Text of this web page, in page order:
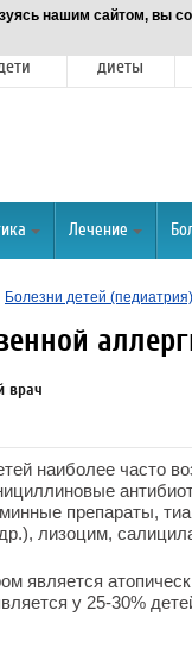
нашим сайтом, вы
диеты
Лечение
Болезни детей (педиатрия)
врач
наиболее часто
препараты,
лизоцим,
является
у 25-30%